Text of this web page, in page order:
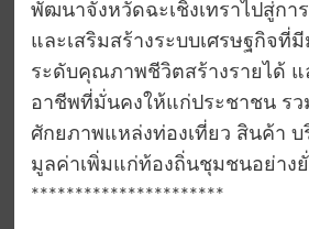
พัฒนาจังหวัดฉะเชิงเทราไปสู่กา
และเสริมสร้างระบบเศรษฐกิจที่
ระดับคุณภาพชีวิตสร้างรายได้ แ
อาชีพที่มั่นคงให้แก่ประชาชน ร
ศักยภาพแหล่งท่องเที่ยว สินค้า บ
มูลค่าเพิ่มแก่ท้องถิ่นชุมชนอย่าง
**********************